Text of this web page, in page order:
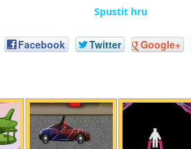
Spustit hru
Facebook Twitter Google+